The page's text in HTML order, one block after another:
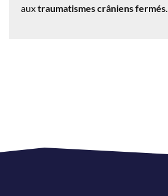
auxtraumatismes crâniens fermés.